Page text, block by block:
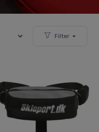
Filter